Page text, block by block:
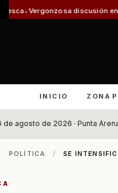
discusión en el Congreso:
INICIO ZONA
de agosto de 2026 · Punta
POLÍTICA / SE